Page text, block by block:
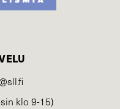
klo 9-15)